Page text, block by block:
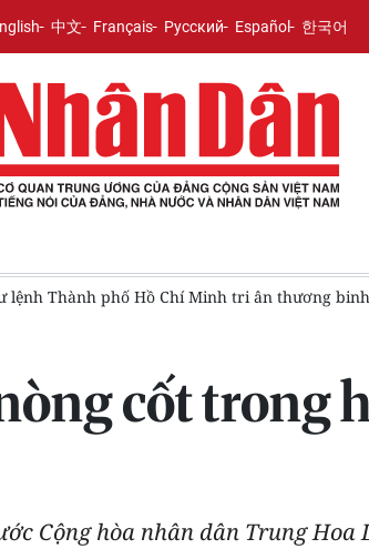
中文 Français Русский Español 한국어
lệnh Thành phố Hồ Chí Minh tri ân thương
cốt trong
Cộng hòa nhân dân Trung